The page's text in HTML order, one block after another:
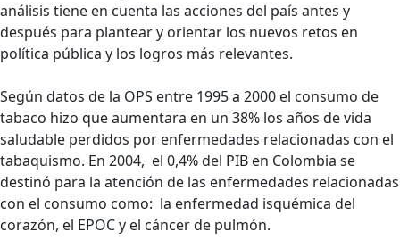
análisis tiene en cuenta las acciones del país antes y
después para plantear y orientar los nuevos retos en
política pública y los logros más relevantes.
Según datos de la OPS entre 1995 a 2000 el consumo de
tabaco hizo que aumentara en un 38% los años de vida
saludable perdidos por enfermedades relacionadas con el
tabaquismo. En 2004, el 0,4% del PIB en Colombia se
destinó para la atención de las enfermedades relacionadas
con el consumo como: la enfermedad isquémica del
corazón, el EPOC y el cáncer de pulmón.